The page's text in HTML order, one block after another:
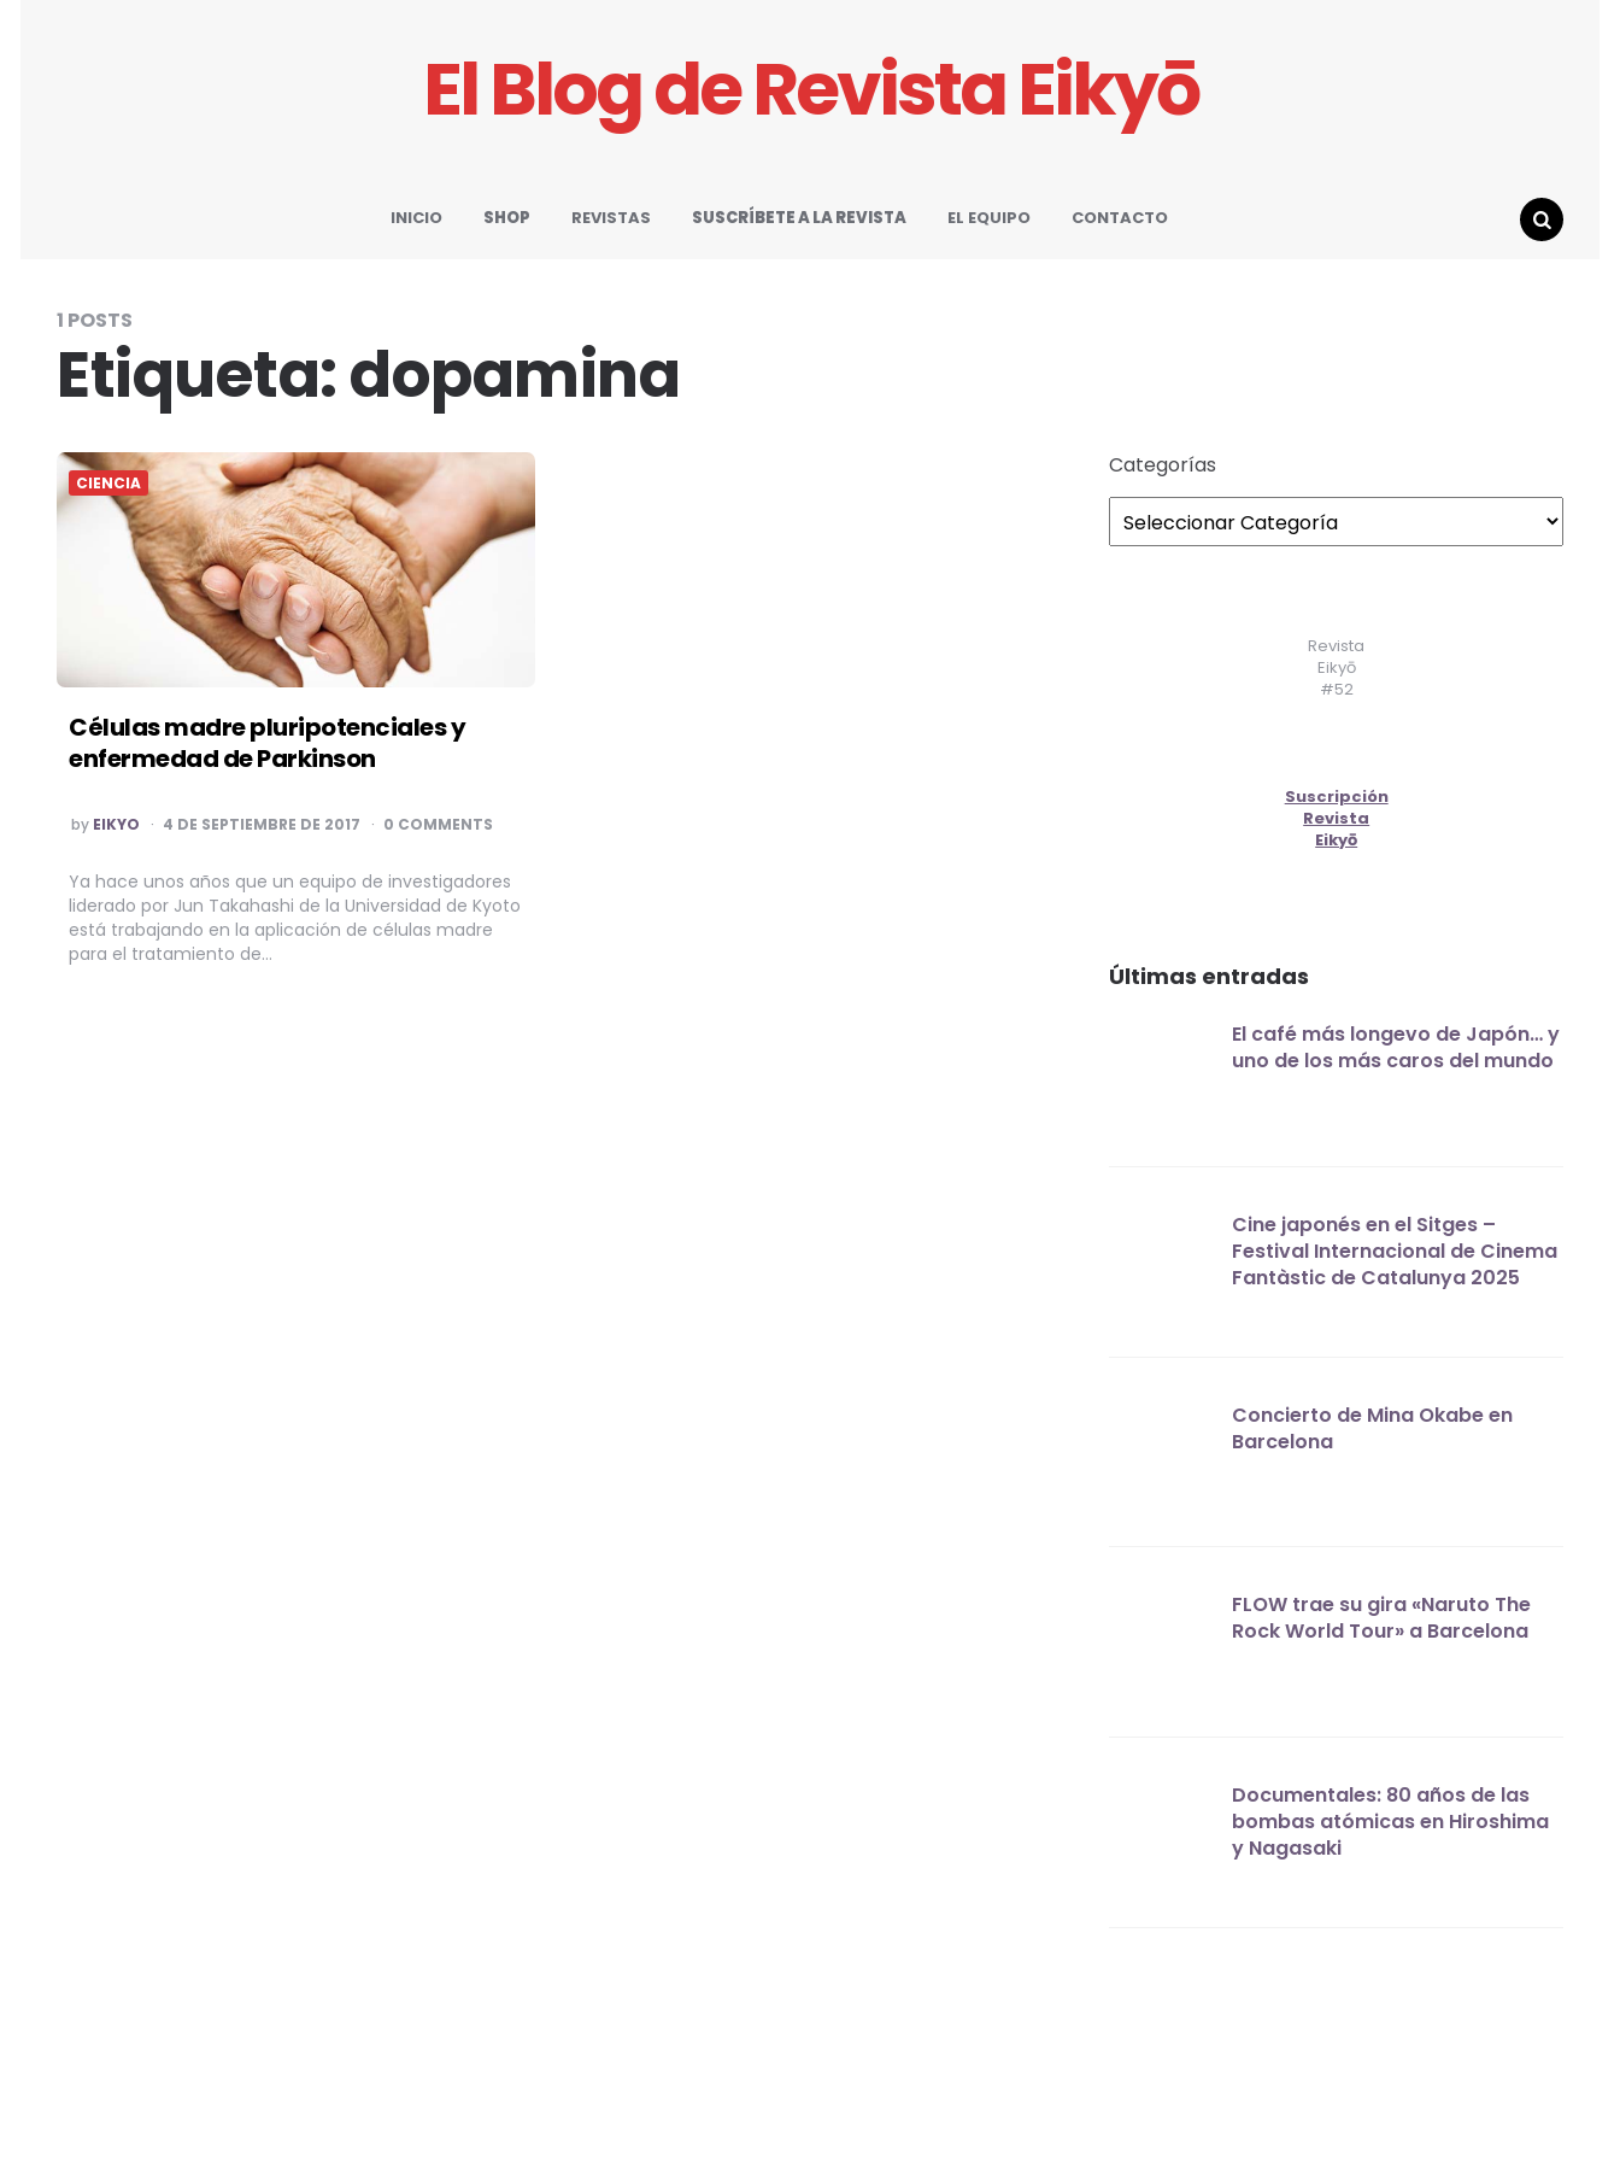
El Blog de Revista Eikyō
INICIO SHOP REVISTAS SUSCRÍBETE A LA REVISTA EL EQUIPO
CONTACTO
1 POSTS
Etiqueta:dopamina
CIENCIA
Células madre pluripotenciales y
enfermedad de Parkinson
POSTED
BY
by EIKYO 4 DE SEPTIEMBRE DE 2017 0 COMMENTS
Ya hace unos años que un equipo de investigadores
liderado por Jun Takahashi de la Universidad de Kyoto
está trabajando en la aplicación de células madre
para el tratamiento de…
Categorías
Revista
Eikyō
#52
Suscripción
Revista
Eikyō
Últimas entradas
El café más longevo de Japón… y
uno de los más caros del mundo
Cine japonés en el Sitges –
Festival Internacional de Cinema
Fantàstic de Catalunya 2025
Concierto de Mina Okabe en
Barcelona
FLOW trae su gira «Naruto The
Rock World Tour» a Barcelona
Documentales: 80 años de las
bombas atómicas en Hiroshima
y Nagasaki